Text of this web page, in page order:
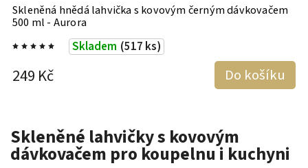
Skleněná hnědá lahvička s kovovým černým dávkovačem
500 ml - Aurora
Skladem (517 ks)
249 Kč Do košíku
Skleněné lahvičky s kovovým
dávkovačem pro koupelnu i kuchyni